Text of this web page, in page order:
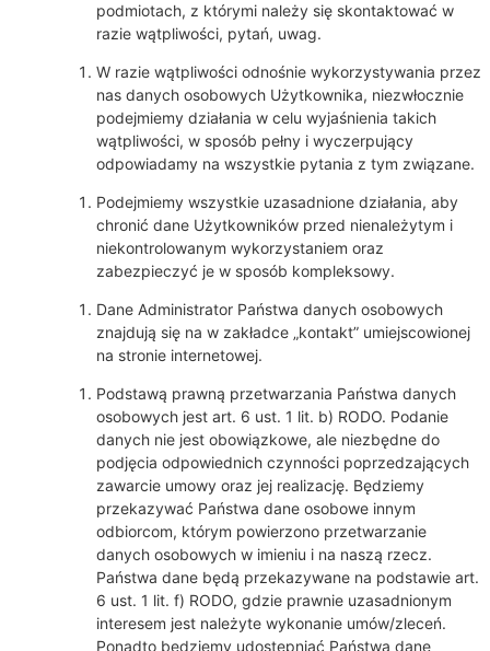
podmiotach, z którymi należy się skontaktować w
razie wątpliwości, pytań, uwag.
W razie wątpliwości odnośnie wykorzystywania przez
nas danych osobowych Użytkownika, niezwłocznie
podejmiemy działania w celu wyjaśnienia takich
wątpliwości, w sposób pełny i wyczerpujący
odpowiadamy na wszystkie pytania z tym związane.
Podejmiemy wszystkie uzasadnione działania, aby
chronić dane Użytkowników przed nienależytym i
niekontrolowanym wykorzystaniem oraz
zabezpieczyć je w sposób kompleksowy.
Dane Administrator Państwa danych osobowych
znajdują się na w zakładce „kontakt” umiejscowionej
na stronie internetowej.
Podstawą prawną przetwarzania Państwa danych
osobowych jest art. 6 ust. 1 lit. b) RODO. Podanie
danych nie jest obowiązkowe, ale niezbędne do
podjęcia odpowiednich czynności poprzedzających
zawarcie umowy oraz jej realizację. Będziemy
przekazywać Państwa dane osobowe innym
odbiorcom, którym powierzono przetwarzanie
danych osobowych w imieniu i na naszą rzecz.
Państwa dane będą przekazywane na podstawie art.
6 ust. 1 lit. f) RODO, gdzie prawnie uzasadnionym
interesem jest należyte wykonanie umów/zleceń.
Ponadto będziemy udostępniać Państwa dane